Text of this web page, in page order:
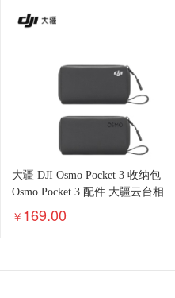
大疆 DJI Osmo Pocket 3 收纳包
Osmo Pocket 3 配件 大疆云台相机
配件
￥ 169.00